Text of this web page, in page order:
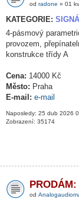
od radone » 01
KATEGORIE:
4-pásmový
provozem,
konstrukce třídy A
Cena: 14000 Kč
Město: Praha
E-mail: e-mail
Naposledy: 25 dub 2026
Zobrazení: 35174
PRODÁM:
od